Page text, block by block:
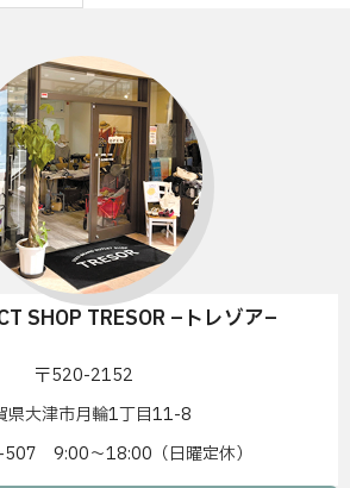
SHOP TRESOR –トレゾア–
〒520-2152
県大津市月輪1丁目11-8
9:00〜18:00（日曜定休）